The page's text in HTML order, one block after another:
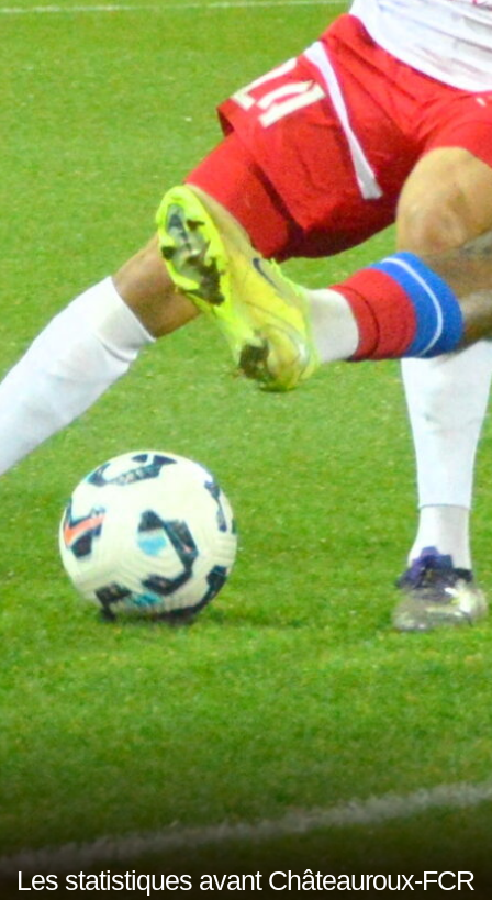
Les statistiques avant Châteauroux-FCR